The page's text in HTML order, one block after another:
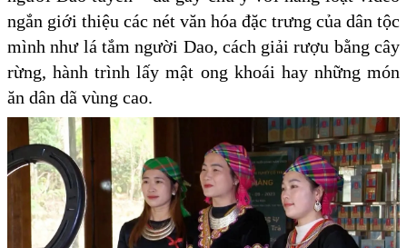
ngắn giới thiệu các nét văn hóa đặc trưng của dân tộc
mình như lá tắm người Dao, cách giải rượu bằng cây
rừng, hành trình lấy mật ong khoái hay những món
ăn dân dã vùng cao.